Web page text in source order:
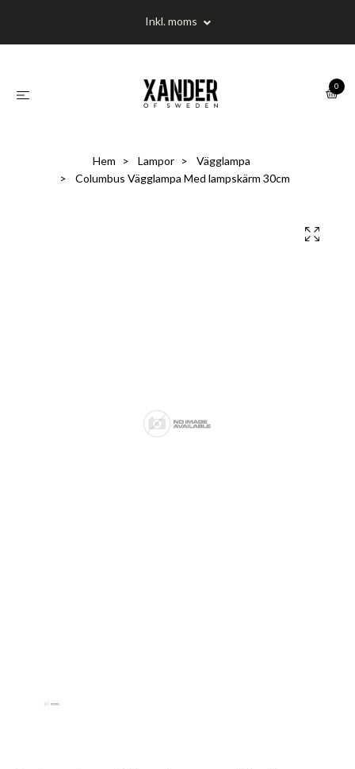
Inkl. moms
0
Hem Lampor
Vägglampa
Columbus Vägglampa Med lampskärm 30cm